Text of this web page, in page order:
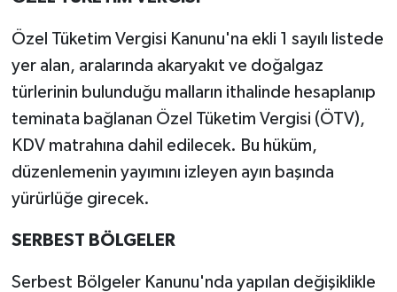
Özel Tüketim Vergisi Kanunu'na ekli 1 sayılı listede
yer alan, aralarında akaryakıt ve doğalgaz
türlerinin bulunduğu malların ithalinde hesaplanıp
teminata bağlanan Özel Tüketim Vergisi (ÖTV),
KDV matrahına dahil edilecek. Bu hüküm,
düzenlemenin yayımını izleyen ayın başında
yürürlüğe girecek.
SERBEST BÖLGELER
Serbest Bölgeler Kanunu'nda yapılan değişiklikle